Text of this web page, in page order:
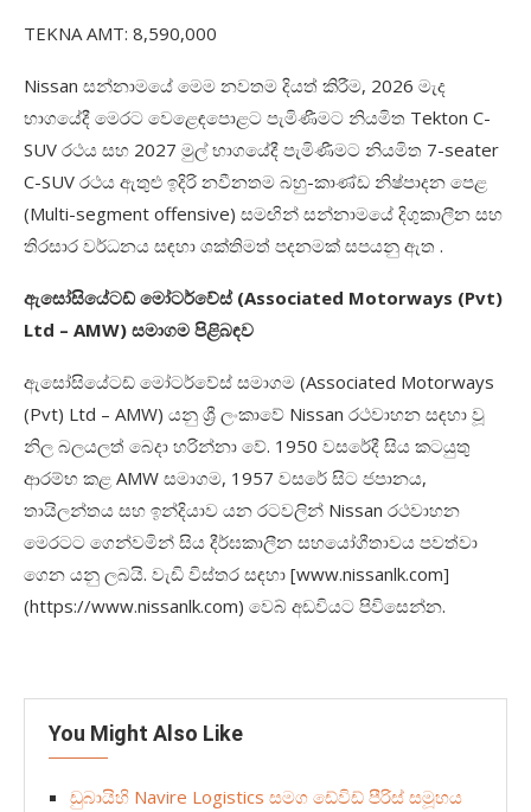
TEKNA AMT: 8,590,000
Nissan සන්නාමයේ මෙම නවතම දියත් කිරීම, 2026 මැද
භාගයේදී මෙරට වෙළෙඳපොළට පැමිණීමට නියමිත Tekton C-
SUV රථය සහ 2027 මුල් භාගයේදී පැමිණීමට නියමිත 7-seater
C-SUV රථය ඇතුළු ඉදිරි නවීනතම බහු-කාණ්ඩ නිෂ්පාදන පෙළ
(Multi-segment offensive) සමඟින් සන්නාමයේ දිගුකාලීන සහ
තිරසාර වර්ධනය සඳහා ශක්තිමත් පදනමක් සපයනු ඇත .
ඇසෝසියේටඩ් මෝටර්වේස් (Associated Motorways (Pvt)
Ltd – AMW) සමාගම පිළිබඳව
ඇසෝසියේටඩ් මෝටර්වේස් සමාගම (Associated Motorways
(Pvt) Ltd – AMW) යනු ශ්‍රී ලංකාවේ Nissan රථවාහන සඳහා වූ
නිල බලයලත් බෙදා හරින්නා වේ. 1950 වසරේදී සිය කටයුතු
ආරම්භ කළ AMW සමාගම, 1957 වසරේ සිට ජපානය,
තායිලන්තය සහ ඉන්දියාව යන රටවලින් Nissan රථවාහන
මෙරටට ගෙන්වමින් සිය දීර්ඝකාලීන සහයෝගීතාවය පවත්වා
ගෙන යනු ලබයි. වැඩි විස්තර සඳහා [www.nissanlk.com]
(https://www.nissanlk.com) වෙබ් අඩවියට පිවිසෙන්න.
You Might Also Like
ඩුබායිහි Navire Logistics සමග ඩේවිඩ් පීරිස් සමූහය